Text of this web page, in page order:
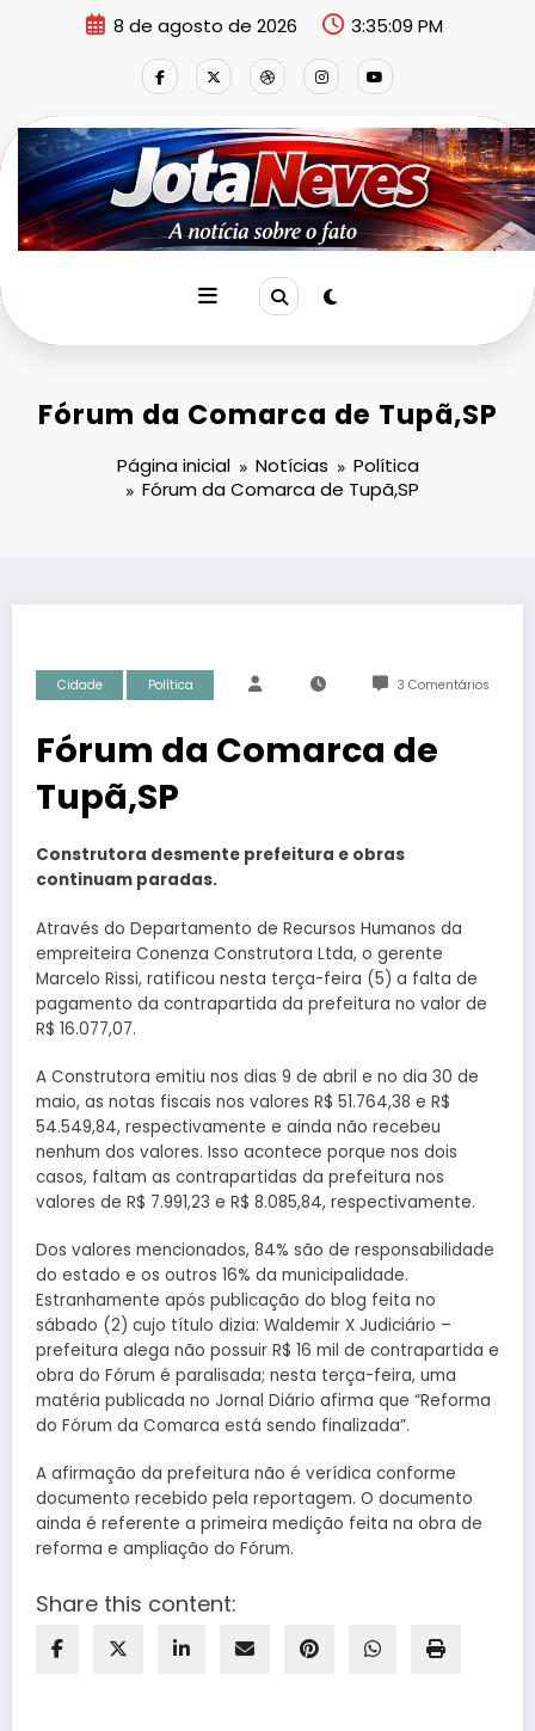
8 de agosto de 2026 3:35:09 PM
Fórum da Comarca de Tupã,SP
Página inicial Notícias
Política
Fórum da Comarca de Tupã,SP
Cidade Política 3 Comentários
Fórum da Comarca de
Tupã,SP
Construtora desmente prefeitura e obras
continuam paradas.
Através do Departamento de Recursos Humanos da
empreiteira Conenza Construtora Ltda, o gerente
Marcelo Rissi, ratificou nesta terça-feira (5) a falta de
pagamento da contrapartida da prefeitura no valor de
R$ 16.077,07.
A Construtora emitiu nos dias 9 de abril e no dia 30 de
maio, as notas fiscais nos valores R$ 51.764,38 e R$
54.549,84, respectivamente e ainda não recebeu
nenhum dos valores. Isso acontece porque nos dois
casos, faltam as contrapartidas da prefeitura nos
valores de R$ 7.991,23 e R$ 8.085,84, respectivamente.
Dos valores mencionados, 84% são de responsabilidade
do estado e os outros 16% da municipalidade.
Estranhamente após publicação do blog feita no
sábado (2) cujo título dizia: Waldemir X Judiciário –
prefeitura alega não possuir R$ 16 mil de contrapartida e
obra do Fórum é paralisada; nesta terça-feira, uma
matéria publicada no Jornal Diário afirma que “Reforma
do Fórum da Comarca está sendo finalizada”.
A afirmação da prefeitura não é verídica conforme
documento recebido pela reportagem. O documento
ainda é referente a primeira medição feita na obra de
reforma e ampliação do Fórum.
Share this content: